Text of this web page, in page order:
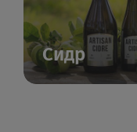
Сидр